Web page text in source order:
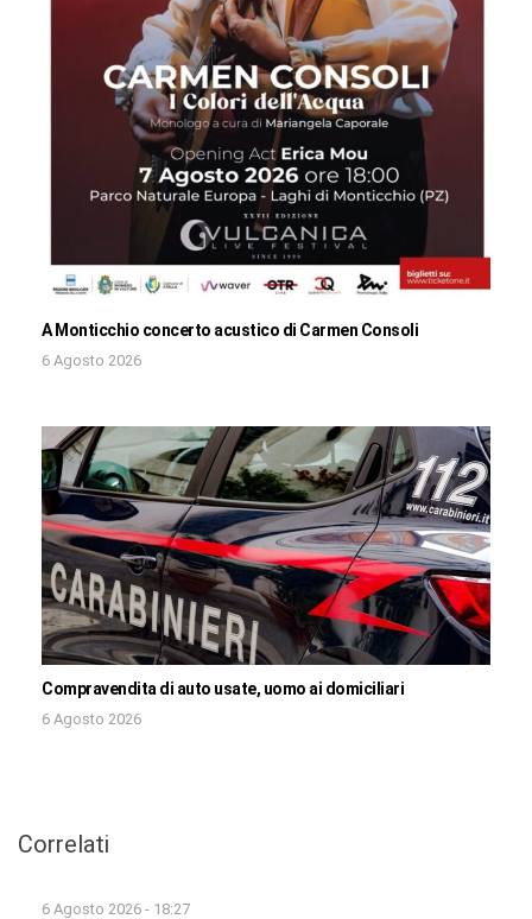
A Monticchio concerto acustico di Carmen Consoli
6 Agosto 2026
Compravendita di auto usate, uomo ai domiciliari
6 Agosto 2026
Correlati
6 Agosto 2026 - 18:27